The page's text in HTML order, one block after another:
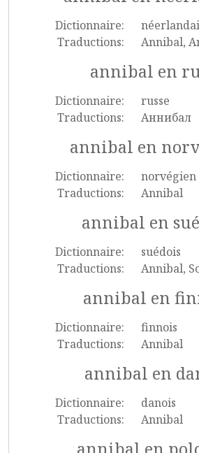
Dictionnaire:
Traductions:
Annibal,
annibal en
Dictionnaire:
russe
Traductions:
Аннибал
annibal en
Dictionnaire:
norvégien
Traductions:
Annibal
annibal en
Dictionnaire:
suédois
Traductions:
Annibal,
annibal en
Dictionnaire:
finnois
Traductions:
Annibal
annibal en
Dictionnaire:
danois
Traductions:
Annibal